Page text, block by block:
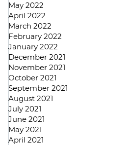
May 2022
April 2022
March 2022
February 2022
January 2022
December 2021
November 2021
October 2021
September 2021
August 2021
July 2021
June 2021
May 2021
April 2021